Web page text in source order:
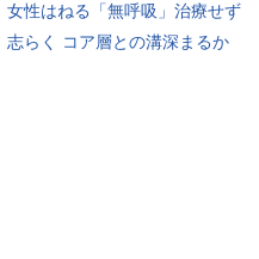
女性はねる「無呼吸」治療せず
志らく コア層との溝深まるか